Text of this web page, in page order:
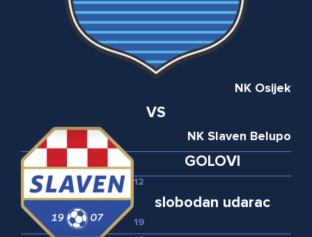
NK Osijek
VS
NK Slaven Belupo
GOLOVI
12
slobodan udarac
19